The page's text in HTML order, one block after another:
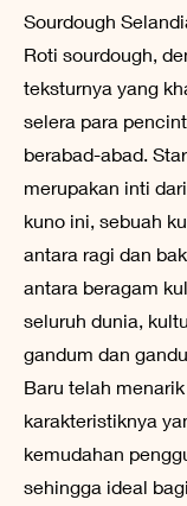
Sourdough
Roti sourdough,
teksturnya yang
selera para
berabad-abad.
merupakan inti
kuno ini, sebuah
antara ragi dan
antara beragam
seluruh dunia,
gandum dan
Baru telah
karakteristiknya
kemudahan
sehingga ideal